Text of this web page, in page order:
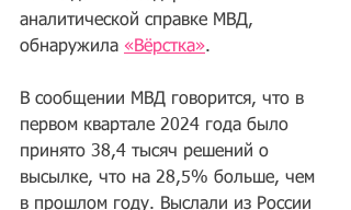
аналитической справке МВД,
обнаружила «Вёрстка».
В сообщении МВД говорится, что в
первом квартале 2024 года было
принято 38,4 тысяч решений о
высылке, что на 28,5% больше, чем
в прошлом году. Выслали из России